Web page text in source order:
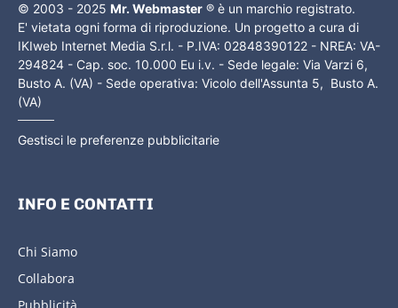
© 2003 - 2025 Mr. Webmaster ® è un marchio registrato.
E' vietata ogni forma di riproduzione. Un progetto a cura di
IKIweb Internet Media S.r.l. - P.IVA: 02848390122 - NREA: VA-
294824 - Cap. soc. 10.000 Eu i.v. - Sede legale: Via Varzi 6,
Busto A. (VA) - Sede operativa: Vicolo dell'Assunta 5, Busto A.
(VA)
Gestisci le preferenze pubblicitarie
INFO E CONTATTI
Chi Siamo
Collabora